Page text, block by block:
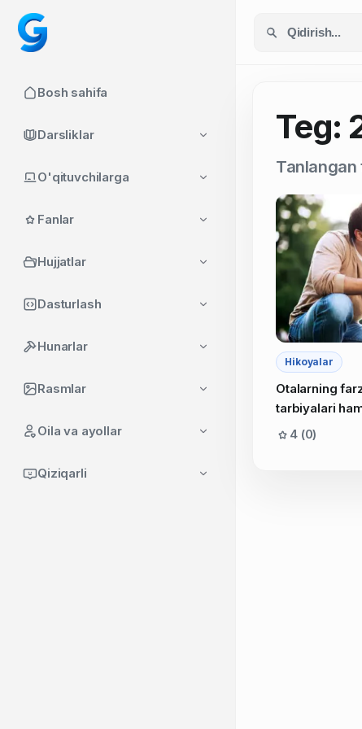
Bosh sahifa
Darsliklar
O'qituvchilarga
Fanlar
Hujjatlar
Dasturlash
Hunarlar
Rasmlar
Oila va ayollar
Qiziqarli
Teg:
Hikoyalar
Otalarning
tarbiyalari
4 (0)